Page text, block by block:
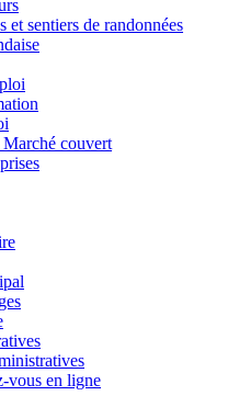
et sentiers de randonnées
couvert
vous en ligne